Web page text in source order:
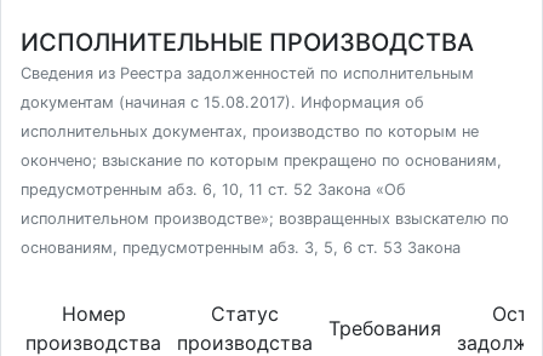
ИСПОЛНИТЕЛЬНЫЕ ПРОИЗВОДСТВА
Сведения из Реестра задолженностей по исполнительным
документам (начиная с 15.08.2017). Информация об
исполнительных документах, производство по которым не
окончено; взыскание по которым прекращено по основаниям,
предусмотренным абз. 6, 10, 11 ст. 52 Закона «Об
исполнительном производстве»; возвращенных взыскателю по
основаниям, предусмотренным абз. 3, 5, 6 ст. 53 Закона
Номер
производства
Статус
производства
Требования